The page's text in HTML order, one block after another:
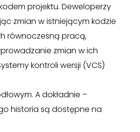
projektu. Deweloperzy
zmian w istniejącym kodzie
równoczesną pracą,
zmian w ich
kontroli wersji (VCS)
A dokładnie –
historia są dostępne na